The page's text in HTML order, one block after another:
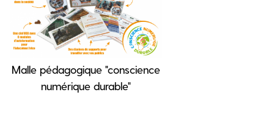
Malle pédagogique "conscience
numérique durable"